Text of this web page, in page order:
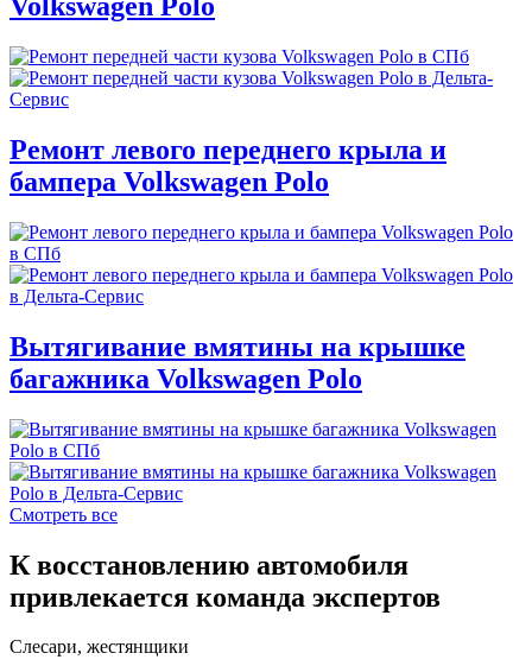
Ремонт левого переднего крыла и
бампера Volkswagen Polo
Вытягивание вмятины на крышке
багажника Volkswagen Polo
Смотреть все
К восстановлению автомобиля
привлекается команда экспертов
Слесари, жестянщики